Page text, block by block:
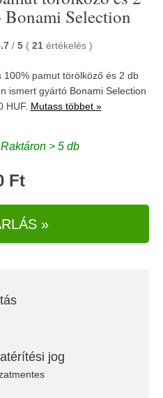
Selection
/ 5 ( 21 értékelés )
pamut törölköző és 2 db
ismert gyártó Bonami Selection
HUF. Mutass többet »
> 5 db
Ft
»
jog